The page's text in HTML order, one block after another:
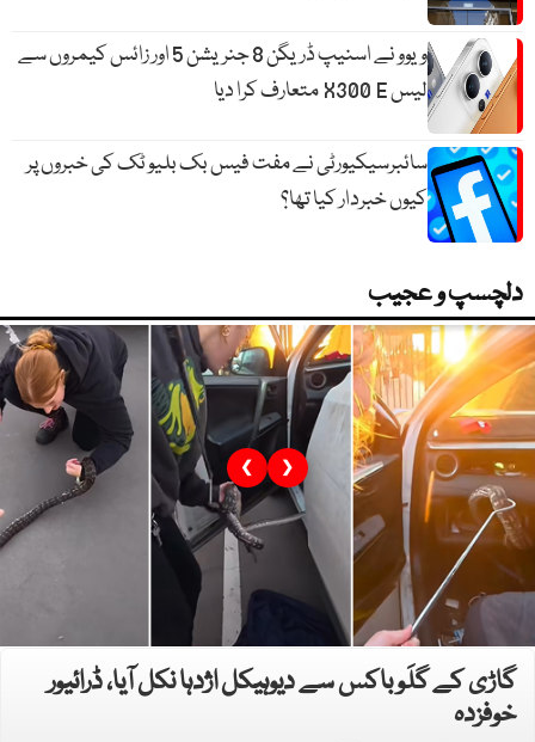
ویوو نے اسنیپ ڈریگن 8 جنریشن 5 اور زائس کیمروں سے
لیس X300 E متعارف کرا دیا
سائبرسیکیورٹی نے مفت فیس بک بلیو ٹک کی خبروں پر
کیوں خبردار کیا تھا؟
دلچسپ و عجیب
گاڑی کے گلَو باکس سے دیوہیکل اژدہا نکل آیا، ڈرائیور
خوفزدہ
❮ ❯